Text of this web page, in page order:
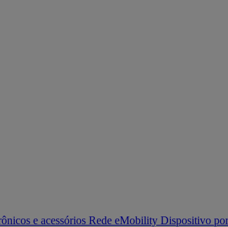
e acessórios Rede eMobility Dispositivo